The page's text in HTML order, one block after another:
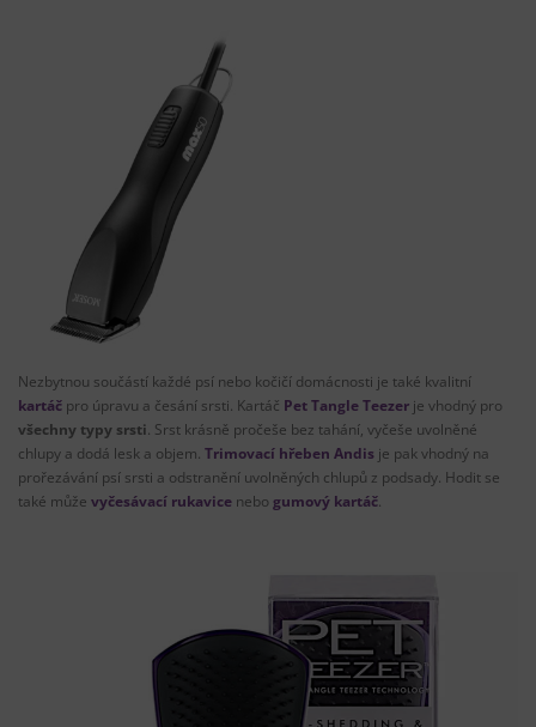
Nezbytnou součástí každé psí nebo kočičí domácnosti je také kvalitní
kartáč pro úpravu a česání srsti. Kartáč Pet Tangle Teezer je vhodný pro
všechny typy srsti. Srst krásně pročeše bez tahání, vyčeše uvolněné
chlupy a dodá lesk a objem. Trimovací hřeben Andis je pak vhodný na
prořezávání psí srsti a odstranění uvolněných chlupů z podsady. Hodit se
také může vyčesávací rukavice nebo gumový kartáč.